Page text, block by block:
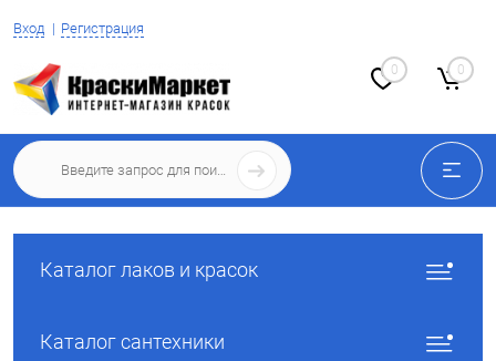
Вход Регистрация
0 0
Каталог лаков и красок
Каталог сантехники